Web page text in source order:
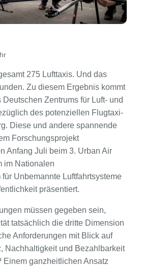
275 Lufttaxis. Und das
Zu diesem Ergebnis kommt
Zentrums für Luft- und
des potenziellen Flugtaxi-
Diese und andere spannende
Forschungsprojekt
Anfang Juli beim 3. Urban Air
im Nationalen
Unbemannte Luftfahrtsysteme
präsentiert.
müssen gegeben sein,
tatsächlich die dritte Dimension
Anforderungen mit Blick auf
Nachhaltigkeit und Bezahlbarkeit
Einem ganzheitlichen Ansatz